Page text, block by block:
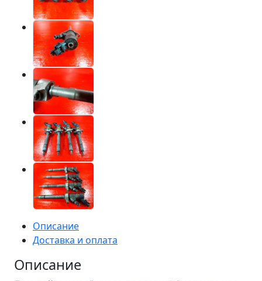
Описание
Доставка и оплата
Описание